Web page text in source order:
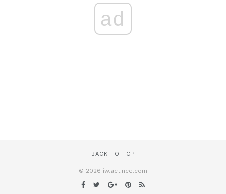
ad
BACK TO TOP
© 2026 iw.actince.com